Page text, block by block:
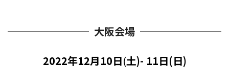
大阪会場
2022年12月10日(土)- 11日(日)